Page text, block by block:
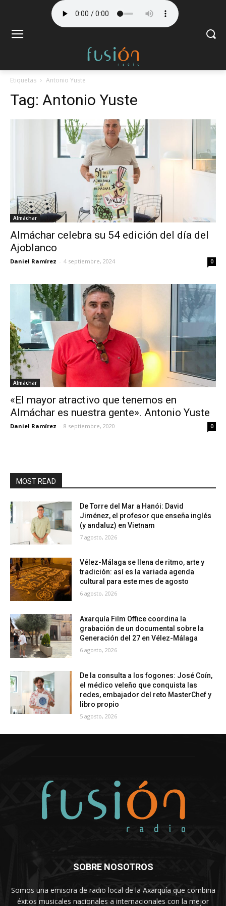
Etiquetas Antonio Yuste
Tag: Antonio Yuste
Almáchar
Almáchar celebra su 54 edición del día del
Ajoblanco
Daniel Ramírez - 4 septiembre, 2024 0
Almáchar
«El mayor atractivo que tenemos en
Almáchar es nuestra gente». Antonio Yuste
Daniel Ramírez - 8 septiembre, 2020 0
MOST READ
De Torre del Mar a Hanói: David
Jiménez, el profesor que enseña inglés
(y andaluz) en Vietnam
7 agosto, 2026
Vélez-Málaga se llena de ritmo, arte y
tradición: así es la variada agenda
cultural para este mes de agosto
6 agosto, 2026
Axarquía Film Office coordina la
grabación de un documental sobre la
Generación del 27 en Vélez-Málaga
6 agosto, 2026
De la consulta a los fogones: José Coín,
el médico veleño que conquista las
redes, embajador del reto MasterChef y
libro propio
5 agosto, 2026
SOBRE NOSOTROS
Somos una emisora de radio local de la Axarquía que combina
éxitos musicales nacionales a internacionales con la mejor